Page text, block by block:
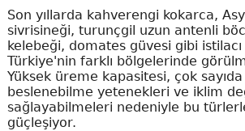
Son yıllarda kahverengi kokarca,
sivrisineği, turunçgil uzun antenli
kelebeği, domates güvesi gibi
Türkiye'nin farklı bölgelerinde
Yüksek üreme kapasitesi, çok
beslenebilme yetenekleri ve iklim
sağlayabilmeleri nedeniyle bu
güçleşiyor.